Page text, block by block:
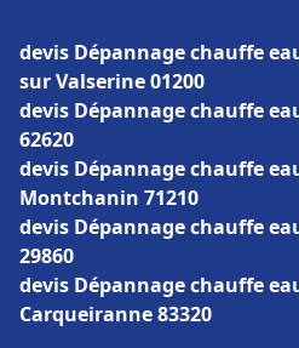
devis Dépannage chauffe
sur Valserine 01200
devis Dépannage chauffe
62620
devis Dépannage chauffe
Montchanin 71210
devis Dépannage chauffe
29860
devis Dépannage chauffe
Carqueiranne 83320